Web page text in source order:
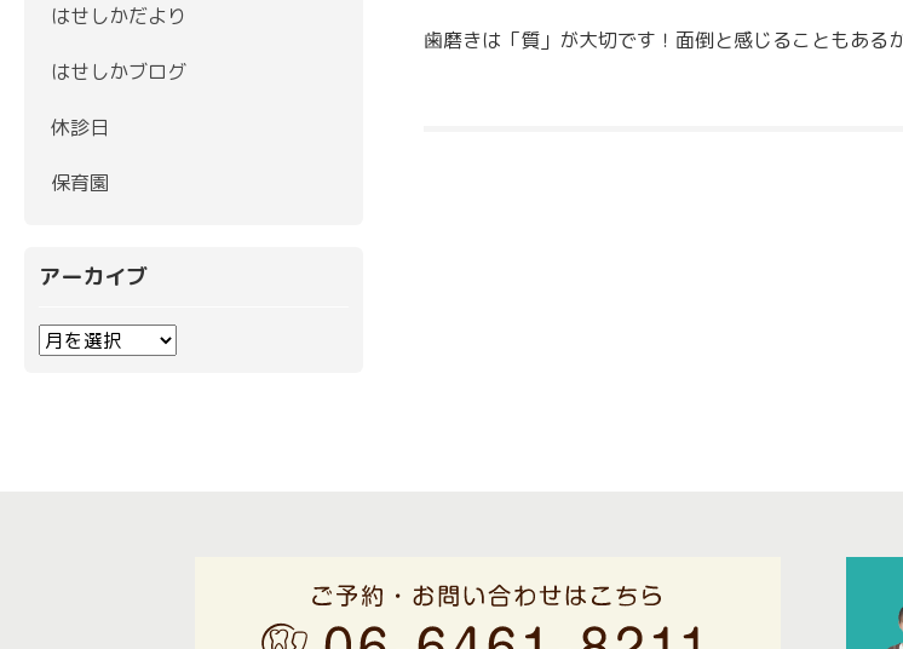
歯磨きは「質」が大切です！面倒と感じることもあ
はせしかだより
はせしかブログ
休診日
保育園
アーカイブ